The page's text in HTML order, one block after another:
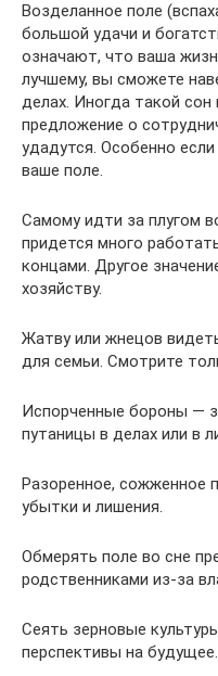
Возделанное поле
большой удачи и
означают, что ваша
лучшему, вы сможете
делах. Иногда такой
предложение о
удадутся. Особенно
ваше поле.
Самому идти за плугом
придется много
концами. Другое
хозяйству.
Жатву или жнецов
для семьи. Смотрите
Испорченные бороны —
путаницы в делах или в
Разоренное, сожженное
убытки и лишения.
Обмерять поле во сне
родственниками из-за
Сеять зерновые
перспективы на будущее.